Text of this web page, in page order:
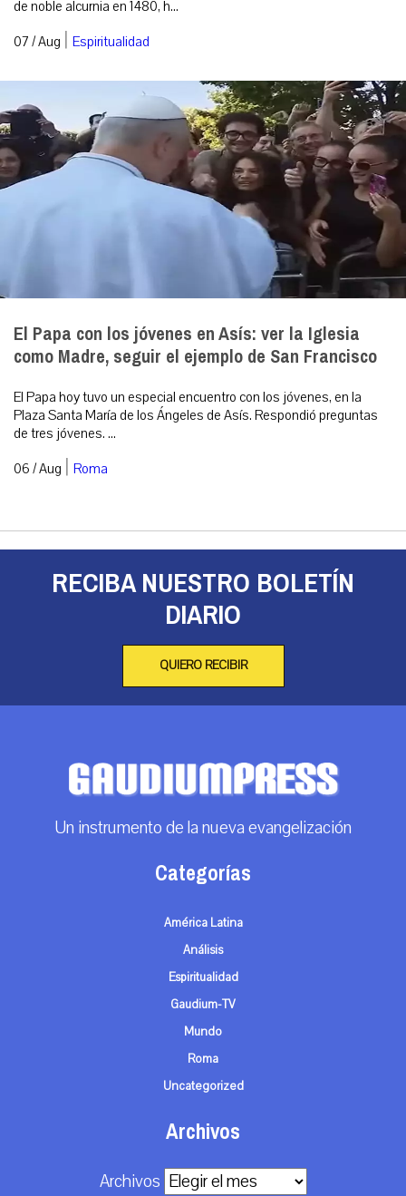
de noble alcurnia en 1480, h...
07 / Aug | Espiritualidad
El Papa con los jóvenes en Asís: ver la Iglesia
como Madre, seguir el ejemplo de San Francisco
El Papa hoy tuvo un especial encuentro con los jóvenes, en la
Plaza Santa María de los Ángeles de Asís. Respondió preguntas
de tres jóvenes. ...
06 / Aug | Roma
RECIBA NUESTRO BOLETÍN
DIARIO
QUIERO RECIBIR
Un instrumento de la nueva evangelización
Categorías
América Latina
Análisis
Espiritualidad
Gaudium-TV
Mundo
Roma
Uncategorized
Archivos
Archivos